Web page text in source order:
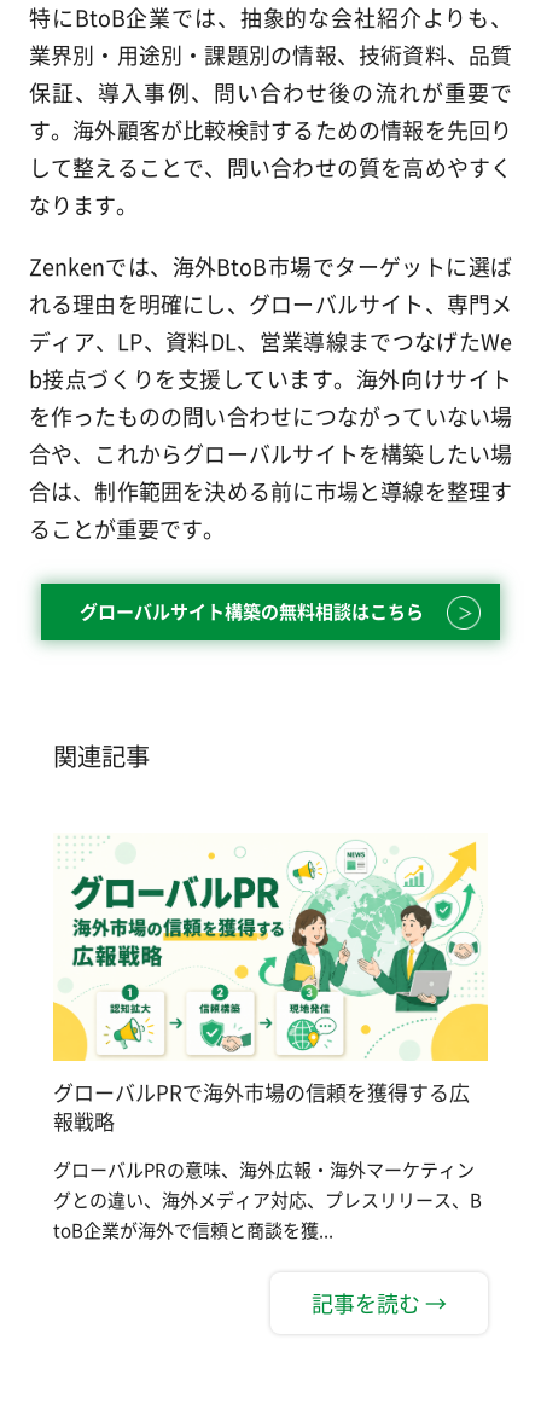
特にBtoB企業では、抽象的な会社紹介よりも、
業界別・用途別・課題別の情報、技術資料、品質
保証、導入事例、問い合わせ後の流れが重要で
す。海外顧客が比較検討するための情報を先回り
して整えることで、問い合わせの質を高めやすく
なります。
Zenkenでは、海外BtoB市場でターゲットに選ば
れる理由を明確にし、グローバルサイト、専門メ
ディア、LP、資料DL、営業導線までつなげたWe
b接点づくりを支援しています。海外向けサイト
を作ったものの問い合わせにつながっていない場
合や、これからグローバルサイトを構築したい場
合は、制作範囲を決める前に市場と導線を整理す
ることが重要です。
グローバルサイト構築の無料相談はこちら
関連記事
グローバルPRで海外市場の信頼を獲得する広
報戦略
グローバルPRの意味、海外広報・海外マーケティン
グとの違い、海外メディア対応、プレスリリース、B
toB企業が海外で信頼と商談を獲...
記事を読む →